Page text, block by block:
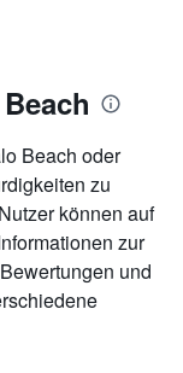
Beach oder
zu
können auf
zur
und